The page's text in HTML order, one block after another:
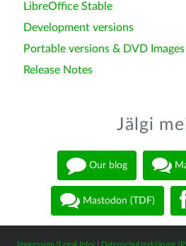
LibreOffice Stable
Development versions
Portable versions & DVD Images
Release Notes
Jälgi
Our blog
Mastodon (TDF)
Impressum (Legal Info) Datenschutzerklärung